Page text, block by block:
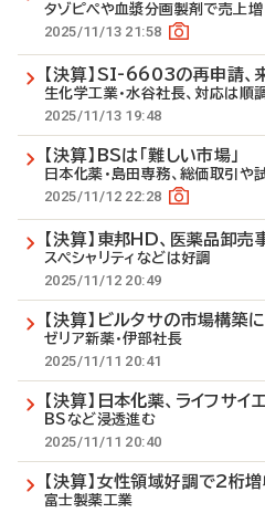
タゾピペや血漿分画製剤で売上増
2025/11/13 21:58
【決算】SI-6603の再申請、
生化学工業・水谷社長、対応は順調
2025/11/13 19:48
【決算】BSは「難しい市場」
日本化薬・島田専務、総価取引や
2025/11/12 22:28
【決算】東邦HD、医薬品卸
スペシャリティなどは好調
2025/11/12 20:49
【決算】ビルタサの市場構築
ゼリア新薬・伊部社長
2025/11/11 20:41
【決算】日本化薬、ライフサ
BSなど浸透進む
2025/11/11 20:40
【決算】女性領域好調で2桁
富士製薬工業